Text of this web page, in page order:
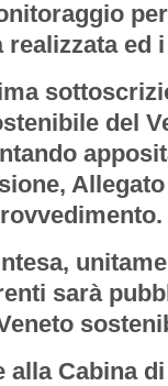
realizzata ed
del
sarà
alla Cabina